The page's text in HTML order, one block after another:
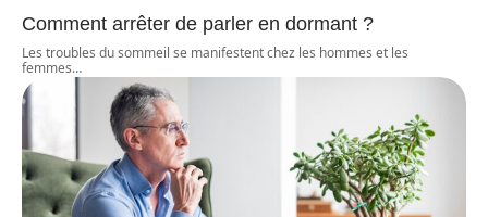
Comment arrêter de parler en dormant ?
Les troubles du sommeil se manifestent chez les hommes et les
femmes…